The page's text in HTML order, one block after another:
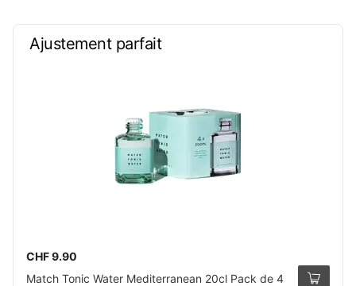
Ajustement parfait
CHF 9.90
Match Tonic Water Mediterranean 20cl Pack de 4